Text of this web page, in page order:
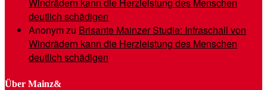
deutlich schädigen
Anonymzu Brisante Mainzer Studie: Infraschall von
Windrädern kann die Herzleistung des Menschen
deutlich schädigen
Über Mainz&